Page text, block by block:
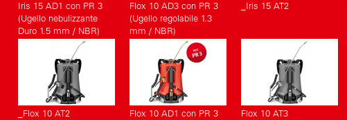
Iris 15 AD1 con PR 3
(Ugello nebulizzante
Duro 1.5 mm / NBR)
Flox 10 AD3 con PR 3
(Ugello regolabile 1.3
mm / NBR)
_Iris 15 AT2
_Flox 10 AT2
Flox 10 AD1 con PR 3
Flox 10 AT3